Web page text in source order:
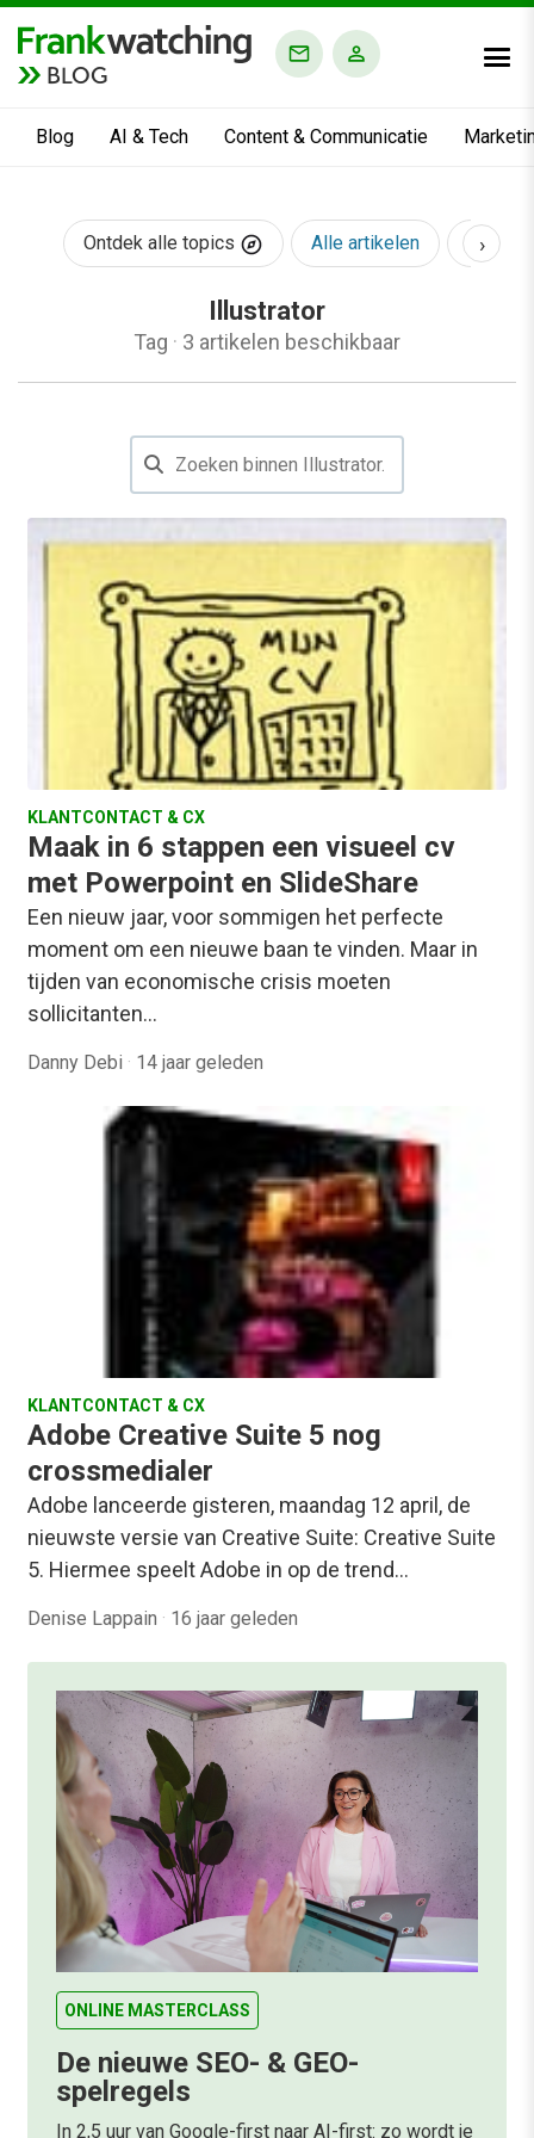
BLOG
Blog AI & Tech Content & Communicatie
Ontdek alle topics Alle artikelen AI &
›
Illustrator
Tag · 3 artikelen beschikbaar
KLANTCONTACT & CX
Maak in 6 stappen een visueel cv
met Powerpoint en SlideShare
Een nieuw jaar, voor sommigen het perfecte
moment om een nieuwe baan te vinden. Maar in
tijden van economische crisis moeten
sollicitanten…
Danny Debi · 14 jaar geleden
KLANTCONTACT & CX
Adobe Creative Suite 5 nog
crossmedialer
Adobe lanceerde gisteren, maandag 12 april, de
nieuwste versie van Creative Suite: Creative Suite
5. Hiermee speelt Adobe in op de trend…
Denise Lappain · 16 jaar geleden
ONLINE MASTERCLASS
De nieuwe SEO- & GEO-
spelregels
In 2,5 uur van Google-first naar AI-first: zo wordt je